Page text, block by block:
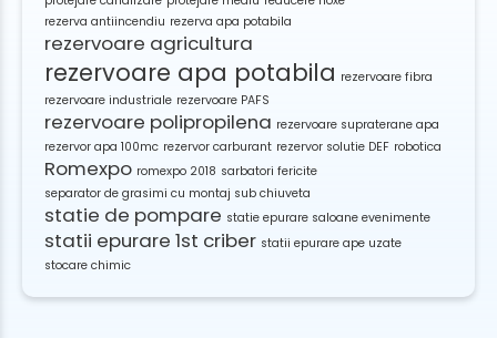
rezerva antiincendiu rezerva apa potabila
rezervoare agricultura
rezervoare apa potabila rezervoare fibra
rezervoare industriale rezervoare PAFS
rezervoare polipropilena rezervoare supraterane apa
rezervor apa 100mc rezervor carburant rezervor solutie DEF robotica
Romexpo romexpo 2018 sarbatori fericite
separator de grasimi cu montaj sub chiuveta
statie de pompare statie epurare saloane evenimente
statii epurare 1st criber statii epurare ape uzate
stocare chimic